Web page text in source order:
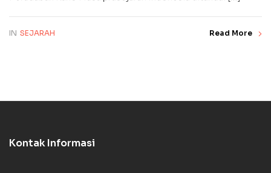
IN SEJARAH Read More
Kontak Informasi